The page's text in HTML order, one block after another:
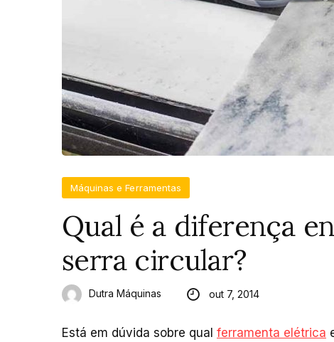
Máquinas e Ferramentas
Qual é a diferença
serra circular?
Dutra Máquinas out 7, 2014
Está em dúvida sobre qual ferramenta elétrica